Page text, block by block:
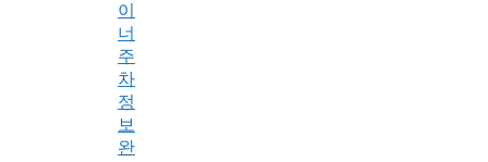
이
너
주
차
정
보
완